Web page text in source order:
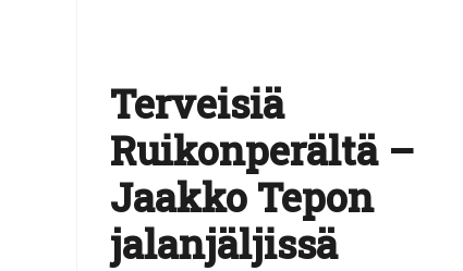
Terveisiä
Ruikonperältä –
Jaakko Tepon
jalanjäljissä